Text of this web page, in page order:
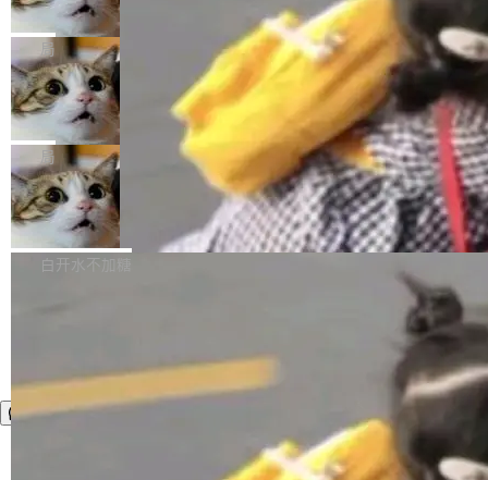
数字电视技术方向的博士生，长期从事视频、音
频技...
超出原定预算 860%。 更令人意外的是，该项目
最终并未成功落地，而高额算力消耗持续运行长
达 5 个月，公司直到财务对账时才察觉异常。这
意味着一个无人看管的 AI 程序，在近半年时间
里日夜不停地"烧钱"。 复盘显示，...
2027 年就能追上美国前沿实验室的水平。 Dela
ngue 把原因归结为一件事：开放协作。中国的
AI 开发者在一个共享和协作的生态里加速迭代，
而美国模型厂商在"闭门造车"。他的原话是 "buil
ding in silos"——各自为战，互不通气。 这个判
断从他嘴里说出来分量不同。Hugging Face 是
全球最大的开源 AI 平台，上面跑着上百万个模
型。谁在开源赛道上领先，...
统，开发者工具必须开源
五年前，David Crawshaw 问过很多软件工程师
一个问题：你写过什么给自己用的程序？答案几
乎都是没有。工程师们整天用别人写的程序写程
序给别人用。偶尔有人自己写个博客系统、智能
家居控制、家庭实验室，都算稀奇事。 Crawsh
aw 是 Shelley 的作者，一个开源 AI coding age
nt。他最近在博客上写了一篇文章，核心论点很
简单：开发者工具必须开源。 理由不是传统的自
由软件情怀，而是一个跟 AI agent 直接相关的
技术判断。 两行 prompt 就能个性化任何软件 C
局
DeepSeek Harness 宣布内测邀请，全
网最大规模开源 Agent 路演现场诞生
一条内测招募帖，发出去的时候大概没人想到它
会变成一场开源 Agent 生态的路演。 8月1日，
DeepSeek Harness 团队负责人崔添翼（tiany
i）在 X 上发帖： 「如果你是 Agent Harness 相
关开源项目的开发者，希望参加 DeepSeek Har
ness 的内测，可以回复或私信联系我。请附上
Harness 负责把能力落到真实环境中——调用工
具、读写文件、管理上下文、处理错误、完成闭
环。崔添翼招人的标...
局
商汤 SenseNova U1.5-Lite-Preview
开源
商汤科技宣布面向社区开源轻量级统一多模态模
型的预览版本 SenseNova U1.5-Lite-Preview。
理解、推理、生成与编辑，还仅以 8B-MoT 的轻
量大小，将能力推进到4K、更精细的真实质感、
更复杂的视觉控制和可持续迭代编辑。 相比 U
1，U1.5-Lite-Preview 在以下方向上带来了显著
提升： 原生支持4K图像生成； 更精细的局部纹
白开水不加糖